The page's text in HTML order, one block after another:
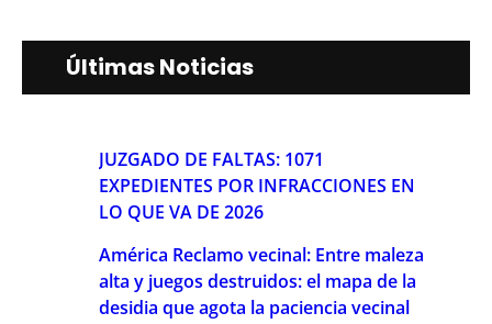
Últimas Noticias
JUZGADO DE FALTAS: 1071
EXPEDIENTES POR INFRACCIONES EN
LO QUE VA DE 2026
América Reclamo vecinal: Entre maleza
alta y juegos destruidos: el mapa de la
desidia que agota la paciencia vecinal